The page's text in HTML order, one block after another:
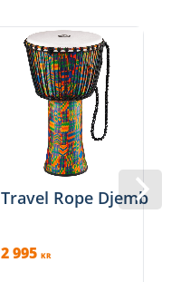
Travel Rope Djembe
2 995 KR